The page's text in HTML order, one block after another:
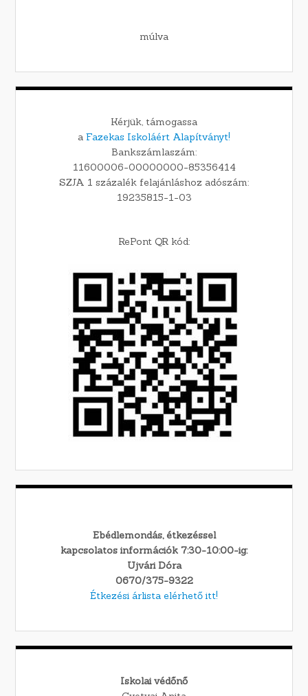
múlva
Kérjük, támogassa
a Fazekas Iskoláért Alapítványt!
Bankszámlaszám:
11600006-00000000-85356414
SZJA 1 százalék felajánláshoz adószám:
19235815-1-03
RePont QR kód:
Ebédlemondás, étkezéssel
kapcsolatos információk 7:30-10:00-ig:
Ujvári Dóra
0670/375-9322
Étkezési árlista elérhető itt!
Iskolai védőnő